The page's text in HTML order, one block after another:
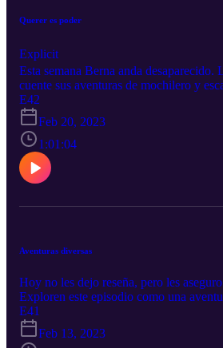
Querer es poder
Explicit
Esta semana Berna anda desaparecido.
cuente sus aventuras de mochilero y
episodio interesante, no te lo pierdas!
E42
Feb 20, 2023
1:01:04
Aventuras diversas
Hoy no les dejo reseña, pero les
Exploren este episodio como una
raras y divertidas que nos traen Laura y
E41
Feb 13, 2023